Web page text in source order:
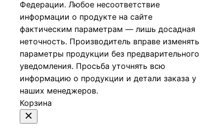
Федерации. Любое несоответствие
информации о продукте на сайте
фактическим параметрам — лишь досадная
неточность. Производитель вправе изменять
параметры продукции без предварительного
уведомления. Просьба уточнять всю
информацию о продукции и детали заказа у
наших менеджеров.
Корзина